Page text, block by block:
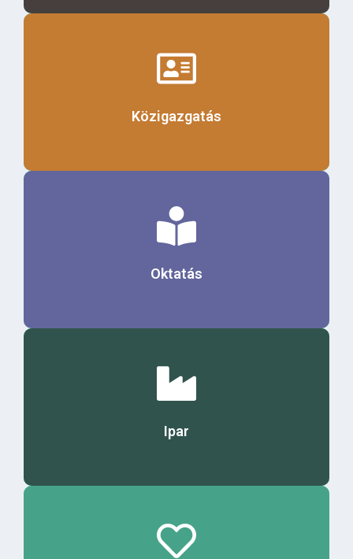
Közigazgatás
Oktatás
Ipar